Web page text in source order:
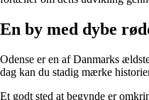
En by med dybe
Odense er en af Danmarks
dag kan du stadig mærke
Et godt sted at begynde er